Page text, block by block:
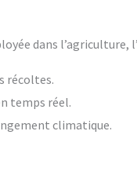
dans
récoltes.
temps réel.
climatique.